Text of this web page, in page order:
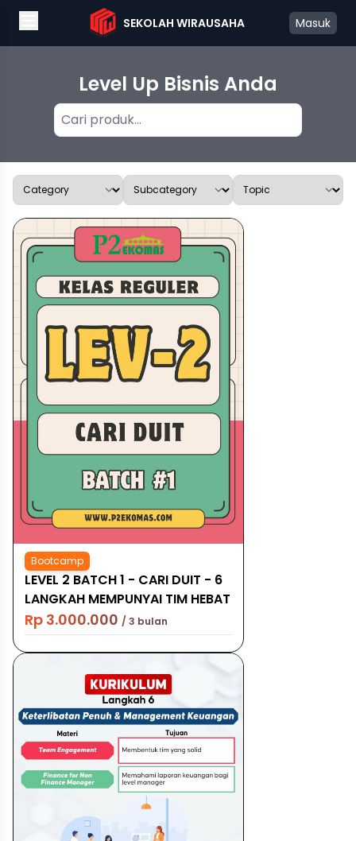
SEKOLAH WIRAUSAHA Masuk
Level Up Bisnis Anda
Bootcamp
LEVEL 2 BATCH 1 - CARI DUIT - 6
LANGKAH MEMPUNYAI TIM HEBAT
Rp 3.000.000 / 3 bulan